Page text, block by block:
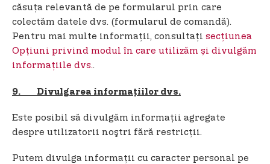
căsuța relevantă de pe formularul prin care
colectăm datele dvs. (formularul de comandă).
Pentru mai multe informații, consultați secțiunea
Opțiuni privind modul în care utilizăm și divulgăm
informațiile dvs..
9. Divulgarea informaţiilor dvs.
Este posibil să divulgăm informaţii agregate
despre utilizatorii noştri fără restricţii.
Putem divulga informaţii cu caracter personal pe